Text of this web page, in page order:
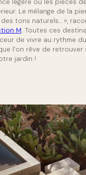
légère où les pièces
Le mélange de la
tons naturels… »,
M. Toutes ces
de vivre au rythme
l’on rêve de retrouver
jardin !